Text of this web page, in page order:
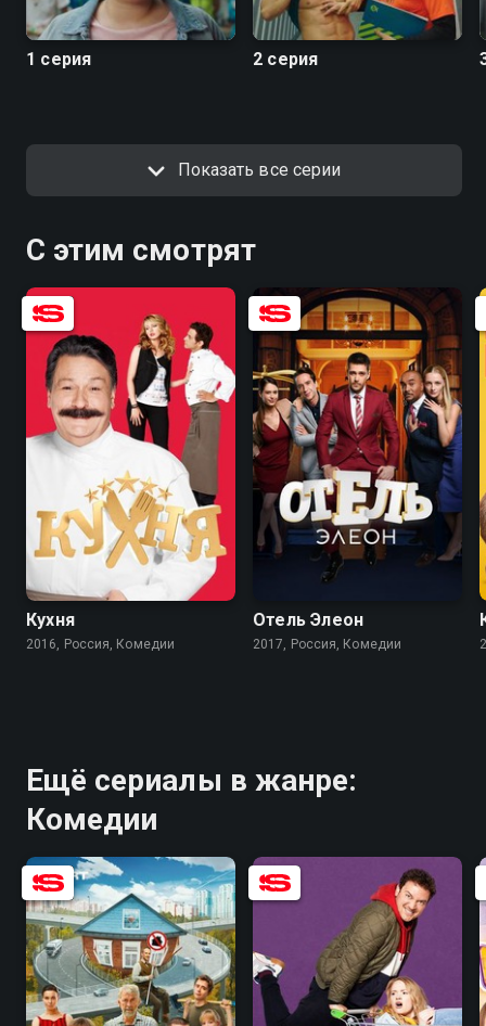
1 серия 2 серия
Показать все серии
С этим смотрят
8.2 8.4
Кухня
2016, Россия, Комедии
7.6
Отель Элеон
2017, Россия, Комедии
Ещё сериалы в жанре:
Комедии